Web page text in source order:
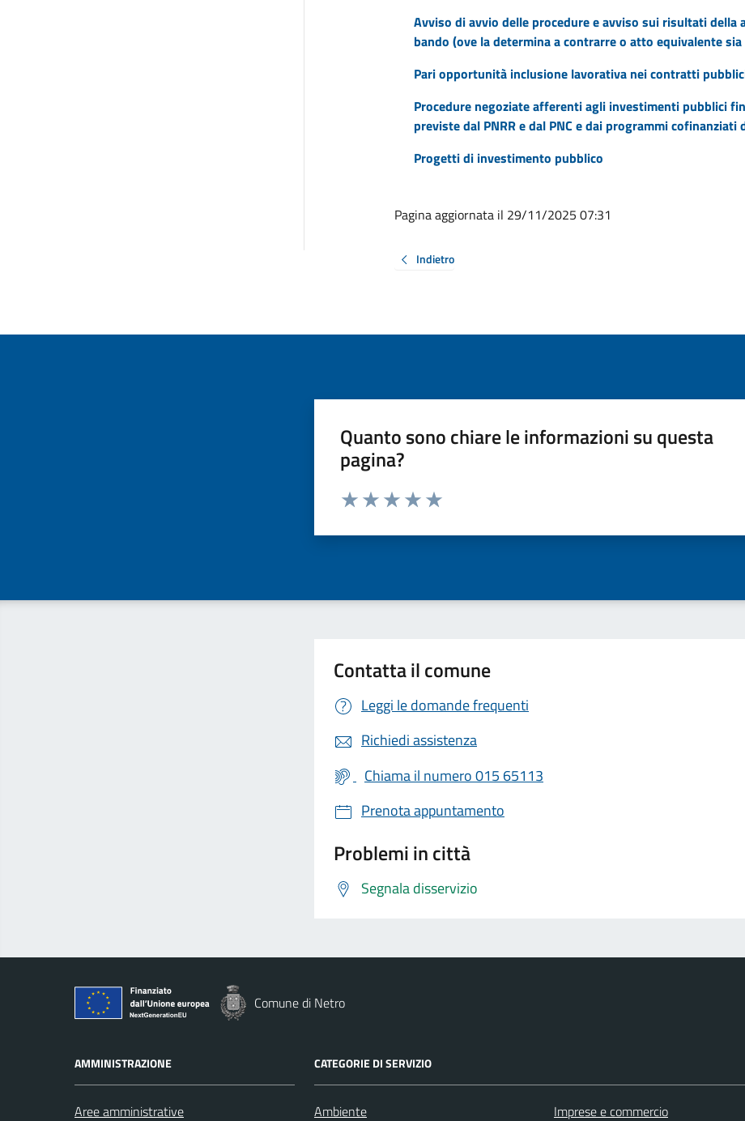
Avviso di avvio delle procedure e avviso sui risultati della
bando (ove la determina a contrarre o atto equivalente
Pari opportunità inclusione lavorativa nei contratti
Procedure negoziate afferenti agli investimenti pubblici
previste dal PNRR e dal PNC e dai programmi
Progetti di investimento pubblico
Pagina aggiornata il 29/11/2025 07:31
Indietro
Quanto sono chiare le informazioni su questa
pagina?
Valuta da 1 a 5 stelle la pagina
Contatta il comune
Leggi le domande frequenti
Richiedi assistenza
Chiama il numero 015 65113
Prenota appuntamento
Problemi in città
Segnala disservizio
Comune di Netro
AMMINISTRAZIONE
Aree amministrative
CATEGORIE DI SERVIZIO
Ambiente Imprese e commercio